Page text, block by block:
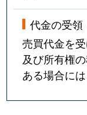
代金の受領
売買代金を
及び所有権
ある場合に